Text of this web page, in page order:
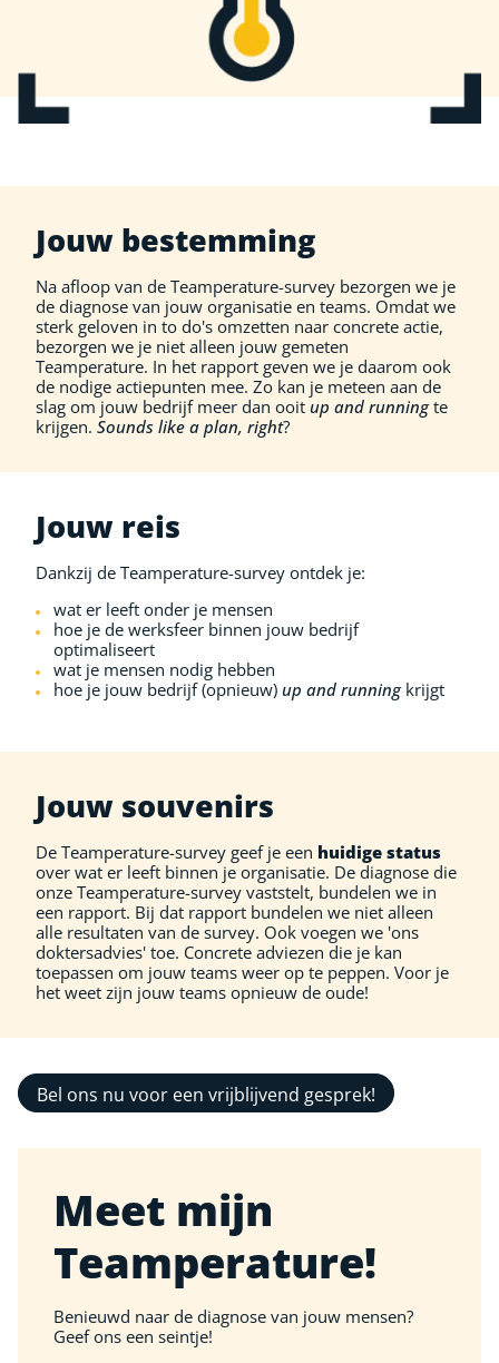
Jouw bestemming
Na afloop van de Teamperature-survey bezorgen we je
de diagnose van jouw organisatie en teams. Omdat we
sterk geloven in to do's omzetten naar concrete actie,
bezorgen we je niet alleen jouw gemeten
Teamperature. In het rapport geven we je daarom ook
de nodige actiepunten mee. Zo kan je meteen aan de
slag om jouw bedrijf meer dan ooit up and runningte
krijgen. Sounds like a plan, right?
Jouw reis
Dankzij de Teamperature-survey ontdek je:
wat er leeft onder je mensen
hoe je de werksfeer binnen jouw bedrijf
optimaliseert
wat je mensen nodig hebben
hoe je jouw bedrijf (opnieuw) up and runningkrijgt
Jouw souvenirs
De Teamperature-survey geef je een huidige status
over wat er leeft binnen je organisatie. De diagnose die
onze Teamperature-survey vaststelt, bundelen we in
een rapport. Bij dat rapport bundelen we niet alleen
alle resultaten van de survey. Ook voegen we 'ons
doktersadvies' toe. Concrete adviezen die je kan
toepassen om jouw teams weer op te peppen. Voor je
het weet zijn jouw teams opnieuw de oude!
Bel ons nu voor een vrijblijvend gesprek!
Meet mijn
Teamperature!
Benieuwd naar de diagnose van jouw mensen?
Geef ons een seintje!